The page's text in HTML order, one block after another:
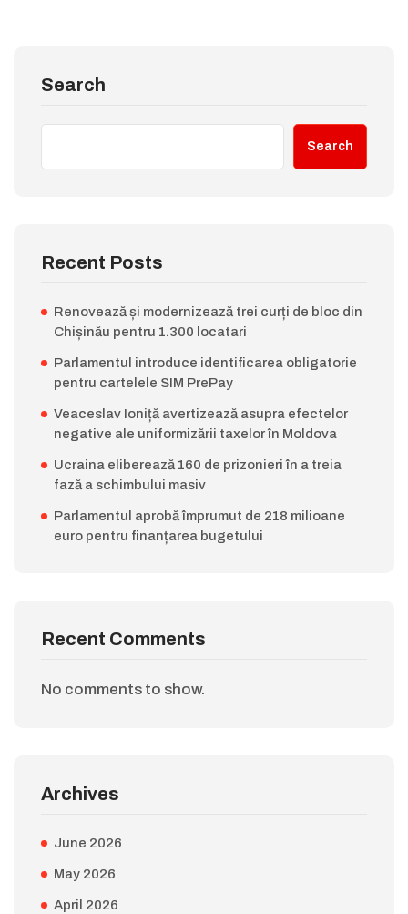
Search
Search
Recent Posts
Renovează și modernizează trei curți de bloc din
Chișinău pentru 1.300 locatari
Parlamentul introduce identificarea obligatorie
pentru cartelele SIM PrePay
Veaceslav Ioniță avertizează asupra efectelor
negative ale uniformizării taxelor în Moldova
Ucraina eliberează 160 de prizonieri în a treia
fază a schimbului masiv
Parlamentul aprobă împrumut de 218 milioane
euro pentru finanțarea bugetului
Recent Comments
No comments to show.
Archives
June 2026
May 2026
April 2026